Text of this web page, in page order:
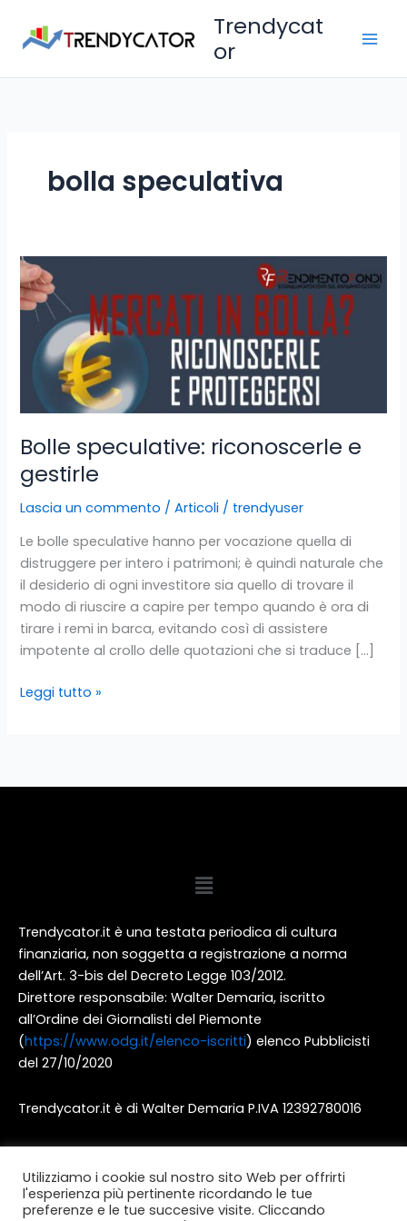
contenuto
Trendycat
or
bolla speculativa
Bolle speculative: riconoscerle e
gestirle
Lascia un commento /Articoli / trendyuser
Le bolle speculative hanno per vocazione quella di
distruggere per intero i patrimoni; è quindi naturale che
il desiderio di ogni investitore sia quello di trovare il
modo di riuscire a capire per tempo quando è ora di
tirare i remi in barca, evitando così di assistere
impotente al crollo delle quotazioni che si traduce […]
Bolle
speculative:
riconoscerle
gestirle
Leggi tutto »
Menu
Trendycator.it è una testata periodica di cultura
finanziaria, non soggetta a registrazione a norma
dell’Art. 3-bis del Decreto Legge 103/2012.
Direttore responsabile: Walter Demaria, iscritto
all’Ordine dei Giornalisti del Piemonte
(https://www.odg.it/elenco-iscritti) elenco Pubblicisti
del 27/10/2020
Trendycator.it è di Walter Demaria P.IVA 12392780016
Utilizziamo i cookie sul nostro sito Web per offrirti
l'esperienza più pertinente ricordando le tue
preferenze e le tue succesive visite. Cliccando